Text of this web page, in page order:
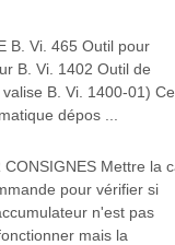
B. Vi. 465 Outil pour
B. Vi. 1402 Outil de
B. Vi. 1400-01)
dépos ...
CONSIGNES Mettre la
pour vérifier si
n'est pas
mais la